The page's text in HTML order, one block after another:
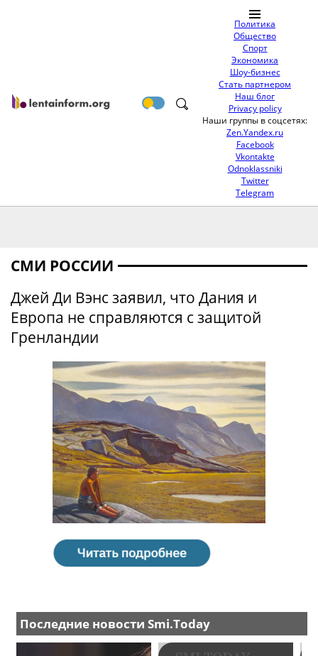
Политика
Общество
Спорт
Экономика
Шоу-бизнес
Стать партнером
Наш блог
Privacy policy
Наши группы в соцсетях:
Zen.Yandex.ru
Facebook
Vkontakte
Odnoklassniki
Twitter
Telegram
СМИ РОССИИ
Джей Ди Вэнс заявил, что Дания и
Европа не справляются с защитой
Гренландии